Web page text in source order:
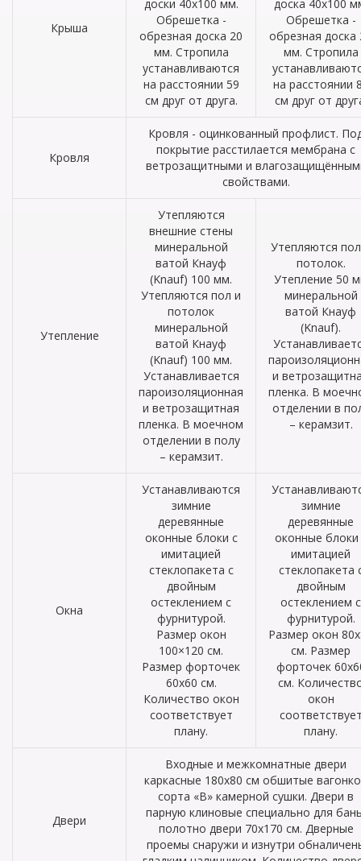
Крыша
доски 40х100 мм.
Обрешетка -
обрезная доска 20
мм. Стропила
устанавливаются
на расстоянии 59
см друг от друга.
доска 40х100
Обрешетка -
обрезная доска
мм. Стропила
на расстоянии
см друг от
Кровля
Кровля - оцинкованный профлист.
покрытие расстилается мембрана с
ветрозащитными и
свойствами.
Утепление
Утепляются
внешние стены
минеральной
ватой Кнауф
(Knauf) 100 мм.
Утепляются пол и
потолок
минеральной
ватой Кнауф
(Knauf) 100 мм.
Устанавливается
пароизоляционная
и ветрозащитная
пленка. В моечном
отделении в полу
– керамзит.
Утепляются
потолок.
Утепление 50
минеральной
ватой Кнауф
(Knauf).
и
пленка. В
отделении в
– керамзит.
Окна
Устанавливаются
зимние
деревянные
оконные блоки с
имитацией
стеклопакета с
двойным
остеклением с
фурнитурой.
Размер окон
100×120 см.
Размер форточек
60х60 см.
Количество окон
соответствует
плану.
зимние
деревянные
оконные блоки
имитацией
стеклопакета
двойным
остеклением с
фурнитурой.
Размер окон
см. Размер
форточек
см.
окон
плану.
Двери
Входные и межкомнатные двери
каркасные 180х80 см обшитые
сорта «В» камерной сушки. Двери в
парную клиновые специально для
полотно двери 70х170 см. Дверные
проемы снаружи и изнутри